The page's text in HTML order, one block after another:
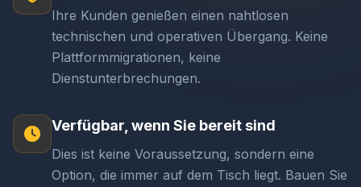
Ihre Kunden genießen einen nahtlosen
technischen und operativen Übergang. Keine
Plattformmigrationen, keine
Dienstunterbrechungen.
Verfügbar, wenn Sie bereit sind
Dies ist keine Voraussetzung, sondern eine
Option, die immer auf dem Tisch liegt. Bauen Sie